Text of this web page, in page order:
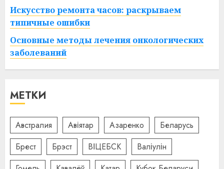
Искусство ремонта часов: раскрываем
типичные ошибки
Основные методы лечения онкологических
заболеваний
МЕТКИ
Австралия Авіятар Азаренко
Беларусь
Брест
Брэст ВІЦЕБСК
Валіулін